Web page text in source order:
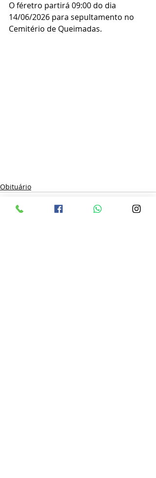
O féretro partirá 09:00 do dia
14/06/2026 para sepultamento no
Cemitério de Queimadas.
Obituário